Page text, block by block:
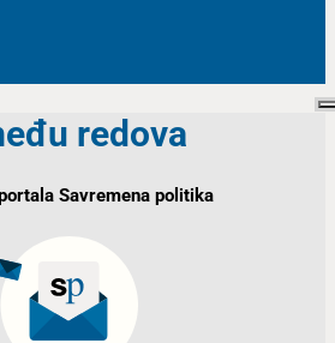
redova
Savremena politika